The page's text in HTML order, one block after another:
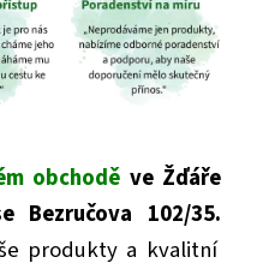
obchodě ve Žďáře
Bezručova 102/35.
produkty a kvalitní